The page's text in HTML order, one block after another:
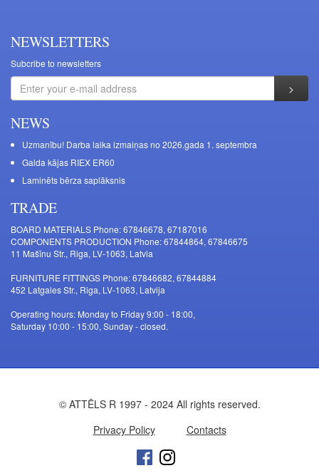
NEWSLETTERS
Subcribe to newsletters
NEWS
Uzmanību! Darba laika izmaiņas no 2026.gada 1. septembra
Galda kājas RIEX ER60
Laminēts bērza saplāksnis
TRADE
BOARD MATERIALS Phone: 67846678, 67187016
COMPONENTS PRODUCTION Phone: 67844864, 67846675
11 Mašīnu Str., Riga, LV-1063, Latvia
FURNITURE FITTINGS Phone: 67846682, 67844884
452 Latgales Str., Riga, LV-1063, Latvija
Operating hours: Monday to Friday 9:00 - 18:00,
Saturday 10:00 - 15:00, Sunday - closed.
© ATTĒLS R 1997 - 2024 All rights reserved.
Privacy Policy
Contacts